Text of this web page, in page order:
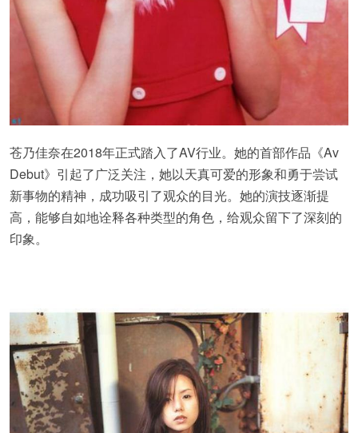
苍乃佳奈在2018年正式踏入了AV行业。她的首部作品《Av
Debut》引起了广泛关注，她以天真可爱的形象和勇于尝试
新事物的精神，成功吸引了观众的目光。她的演技逐渐提
高，能够自如地诠释各种类型的角色，给观众留下了深刻的
印象。